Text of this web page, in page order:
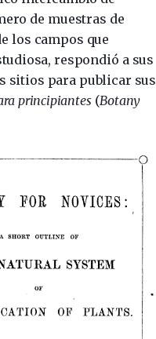
de muestras de
los campos que
respondió a sus
sitios para publicar sus
principiantes (Botany